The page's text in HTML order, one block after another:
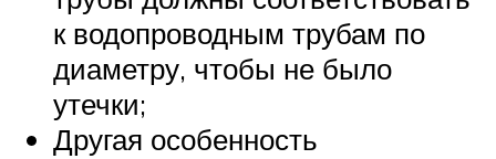
к водопроводным трубам по
диаметру, чтобы не было
утечки;
Другая особенность